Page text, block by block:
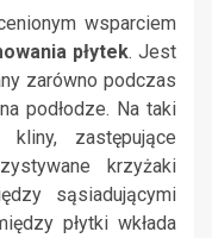
wsparciem
płytek. Jest
zarówno podczas
podłodze. Na taki
zastępujące
krzyżaki
sąsiadującymi
płytki wkłada